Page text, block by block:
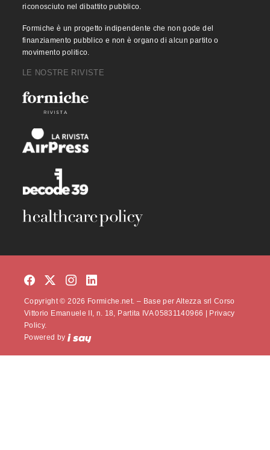
riconosciuto nel dibattito pubblico.
Formiche è un progetto indipendente che non gode del
finanziamento pubblico e non è organo di alcun partito o
movimento politico.
LE NOSTRE RIVISTE
Copyright © 2026 Formiche.net. – Base per Altezza srl Corso
Vittorio Emanuele II, n. 18, Partita IVA 05831140966 |
Privacy
Policy.
Powered by